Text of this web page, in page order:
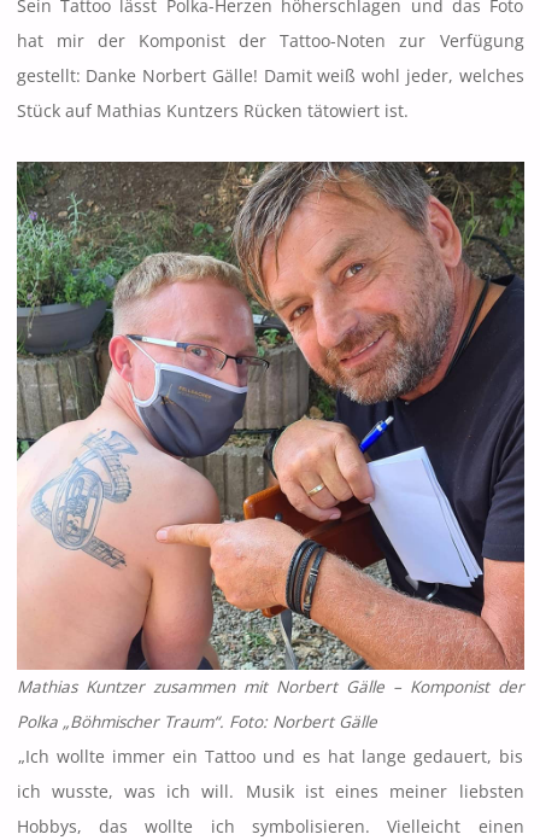
Sein Tattoo lässt Polka-Herzen höherschlagen und das Foto
hat mir der Komponist der Tattoo-Noten zur Verfügung
gestellt: Danke Norbert Gälle! Damit weiß wohl jeder, welches
Stück auf Mathias Kuntzers Rücken tätowiert ist.
Mathias Kuntzer zusammen mit Norbert Gälle – Komponist der
Polka „Böhmischer Traum“. Foto: Norbert Gälle
„Ich wollte immer ein Tattoo und es hat lange gedauert, bis
ich wusste, was ich will. Musik ist eines meiner liebsten
Hobbys, das wollte ich symbolisieren. Vielleicht einen